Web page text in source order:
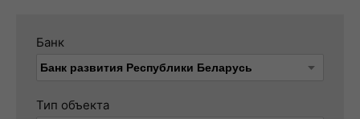
Банк
Тип объекта